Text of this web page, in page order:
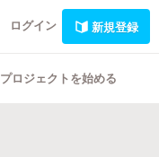
ログイン 新規登録
プロジェクトを始める